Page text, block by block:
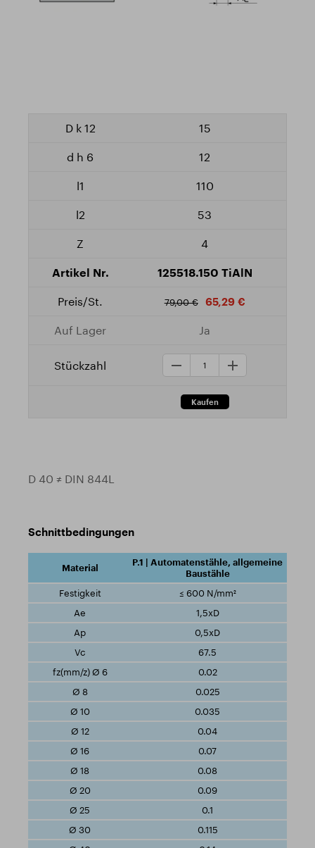
15
12
110
53
4
125518.150 TiAlN
79,00 € 65,29 €
Ja
D 40 ≠ DIN 844L
Schnittbedingungen
P.1 | Automatenstähle, allgemeine
Baustähle
≤ 600 N/mm²
1,5xD
0,5xD
67.5
0.02
0.025
0.035
0.04
0.07
0.08
0.09
0.1
0.115